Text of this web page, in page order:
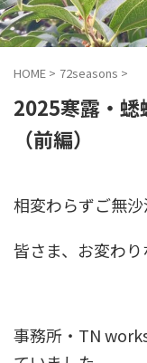
HOME > 72seasons >
2025寒露・蟋
（前編）
相変わらずご無沙
皆さま、お変わり
事務所・TN